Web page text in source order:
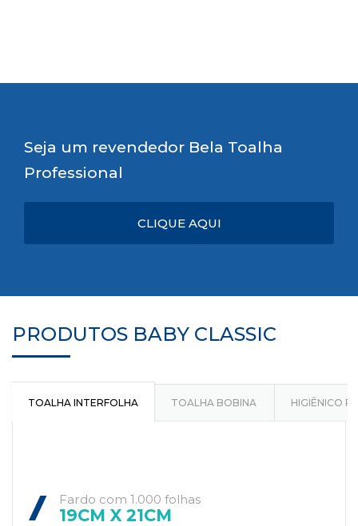
Seja um revendedor Bela Toalha
Professional
CLIQUE AQUI
PRODUTOS BABY CLASSIC
TOALHA INTERFOLHA TOALHA BOBINA HIGIÊNICO
Fardo com 1.000 folhas
19CM X 21CM